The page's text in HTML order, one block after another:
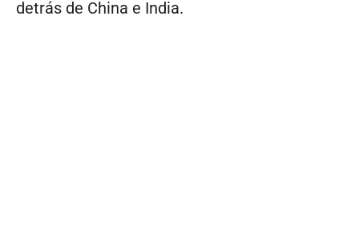
detrás de China e India.